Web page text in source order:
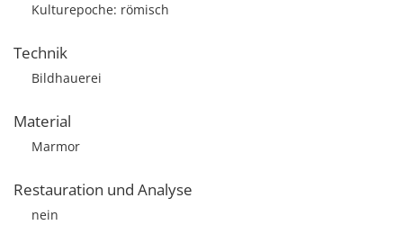
Kulturepoche: römisch
Technik
Bildhauerei
Material
Marmor
Restauration und Analyse
nein